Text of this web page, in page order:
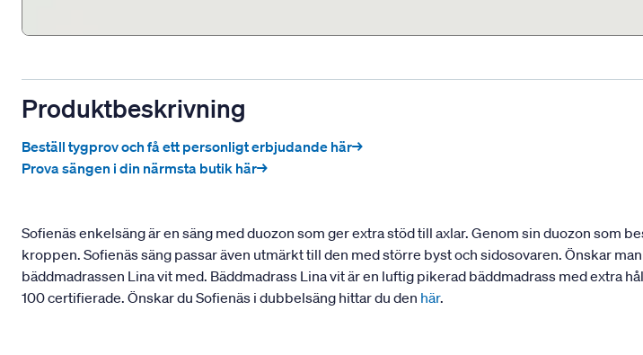
Produktbeskrivning
Beställ tygprov och få ett personligt erbjudande här→
Prova sängen i din närmsta butik här→
Sofienäs enkelsäng är en säng med duozon som ger extra stöd till axlar. Genom sin duozon som
kroppen. Sofienäs säng passar även utmärkt till den med större byst och sidosovaren. Önskar
bäddmadrassen Lina vit med. Bäddmadrass Lina vit är en luftig pikerad bäddmadrass med extra
100 certifierade. Önskar du Sofienäs i dubbelsäng hittar du den här.